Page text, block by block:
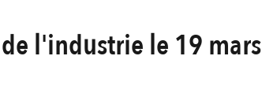
l'industrie le 19 mars